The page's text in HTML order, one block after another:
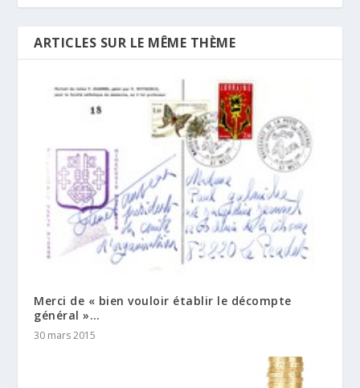
ARTICLES SUR LE MÊME THÈME
Merci de « bien vouloir établir le décompte
général »…
30 mars 2015